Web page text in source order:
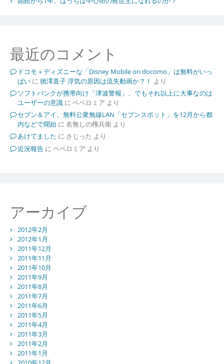
最近のコメント
ドコモ＋ディズニーな「Disney Mobile on docomo」は無料がいっ
ぱいに 徳澤直子 浮気の原因は流失動画か？！ より
ソフトバンクが携帯向け「津波警報」、でもそれ以上に大事なのは
ユーザーの意識に ペペロミア より
セブン＆アイ、無料公衆無線LAN「セブンスポット」を12月から都
内などで開始に 名無しの権兵衛より
あけてました に さじった より
近況報告に ペペロミア より
アーカイブ
2012年2月
2012年1月
2011年12月
2011年11月
2011年10月
2011年9月
2011年8月
2011年7月
2011年6月
2011年5月
2011年4月
2011年3月
2011年2月
2011年1月